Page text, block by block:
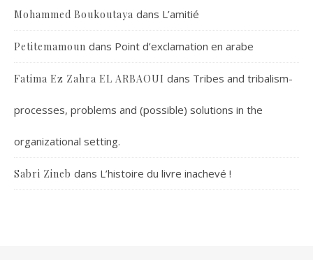
Mohammed Boukoutaya dans L’amitié
Petitemamoun dans Point d’exclamation en arabe
Fatima Ez Zahra EL ARBAOUI dans Tribes and tribalism-
processes, problems and (possible) solutions in the
organizational setting.
Sabri Zineb dans L’histoire du livre inachevé !